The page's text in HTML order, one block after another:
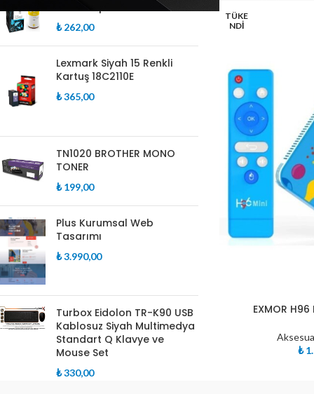
₺262,00
Lexmark Siyah 15 Renkli
Kartuş 18C2110E
₺365,00
TN1020 BROTHER MONO
TONER
₺199,00
Plus Kurumsal Web
Tasarımı
₺3.990,00
Turbox Eidolon TR-K90 USB
Kablosuz Siyah Multimedya
Standart Q Klavye ve
Mouse Set
₺330,00
TÜKE
NDI
EXMOR
₺